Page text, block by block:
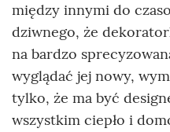
między innymi do
dziwnego, że
na bardzo
wyglądać jej nowy,
tylko, że ma być
wszystkim ciepło i